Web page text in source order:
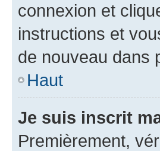
connexion et
instructions et
de nouveau dans
Haut
Je suis inscrit
Premièrement,